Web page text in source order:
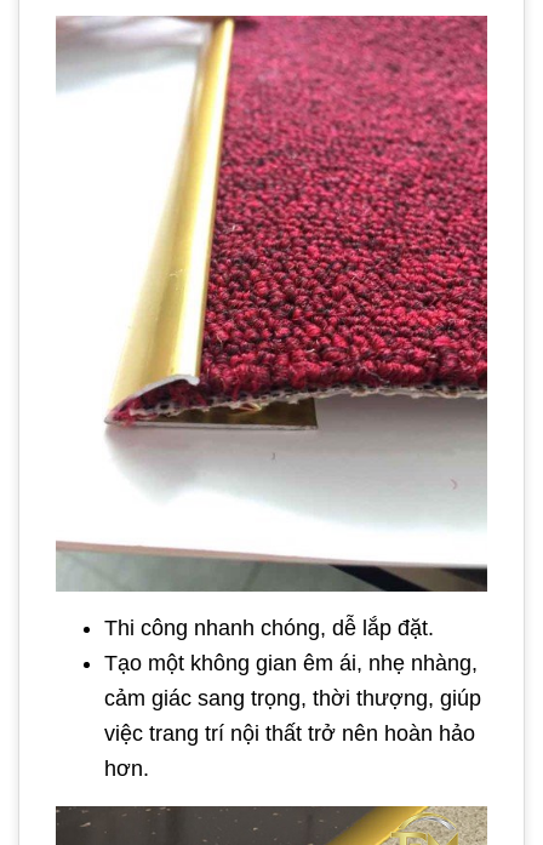
Thi công nhanh chóng, dễ lắp đặt.
Tạo một không gian êm ái, nhẹ nhàng,
cảm giác sang trọng, thời thượng, giúp
việc trang trí nội thất trở nên hoàn hảo
hơn.